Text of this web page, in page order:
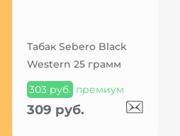
Табак Sebero Black
Western 25 грамм
303 руб. премиум
309 руб.